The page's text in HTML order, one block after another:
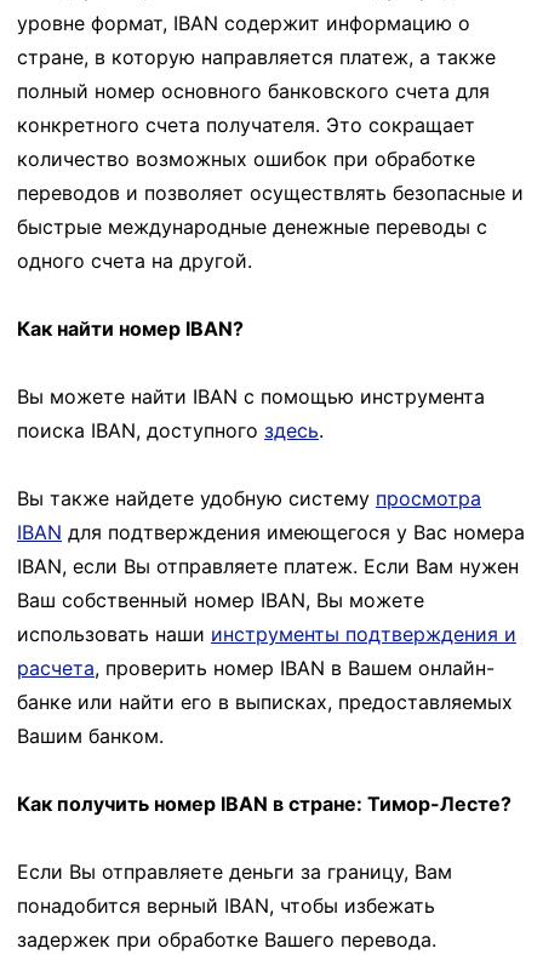
уровне формат, IBAN содержит информацию о
стране, в которую направляется платеж, а также
полный номер основного банковского счета для
конкретного счета получателя. Это сокращает
количество возможных ошибок при обработке
переводов и позволяет осуществлять безопасные и
быстрые международные денежные переводы с
одного счета на другой.
Как найти номер IBAN?
Вы можете найти IBAN с помощью инструмента
поиска IBAN, доступного здесь.
Вы также найдете удобную систему просмотра
IBAN для подтверждения имеющегося у Вас номера
IBAN, если Вы отправляете платеж. Если Вам нужен
Ваш собственный номер IBAN, Вы можете
использовать наши инструменты подтверждения и
расчета, проверить номер IBAN в Вашем онлайн-
банке или найти его в выписках, предоставляемых
Вашим банком.
Как получить номер IBAN в стране: Тимор-Лесте?
Если Вы отправляете деньги за границу, Вам
понадобится верный IBAN, чтобы избежать
задержек при обработке Вашего перевода.